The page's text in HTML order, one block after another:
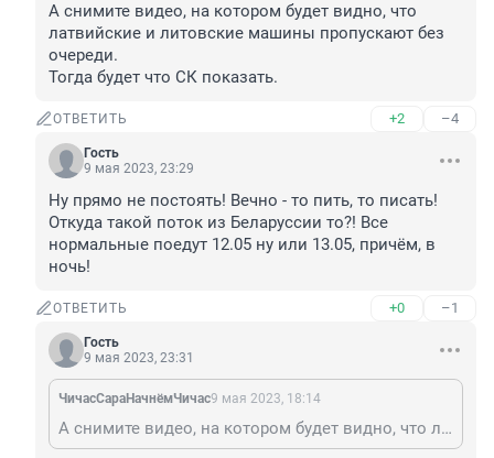
А снимите видео, на котором будет видно, что
латвийские и литовские машины пропускают без
очереди.
Тогда будет что СК показать.
ОТВЕТИТЬ +2 –4
Гость
9 мая 2023, 23:29
Ну прямо не постоять! Вечно - то пить, то писать!
Откуда такой поток из Беларуссии то?! Все
нормальные поедут 12.05 ну или 13.05, причём, в
ночь!
ОТВЕТИТЬ +0 –1
Гость
9 мая 2023, 23:31
ЧичасСараНачнёмЧичас9 мая 2023, 18:14
А снимите видео, на котором будет видно, что латвийские и литовские машины пропускают без очереди. Тогда будет что СК показать.